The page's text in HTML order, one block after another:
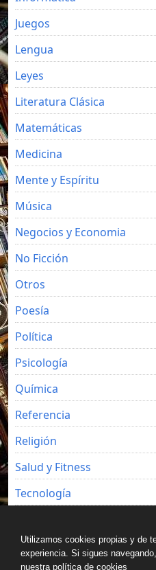
Juegos
Lengua
Leyes
Literatura Clásica
Matemáticas
Medicina
Mente y Espíritu
Música
Negocios y Economia
No Ficción
Otros
Poesía
Política
Psicología
Química
Referencia
Religión
Salud y Fitness
Tecnología
Utilizamos cookies propias y de
experiencia. Si sigues
nuestra política de cookies